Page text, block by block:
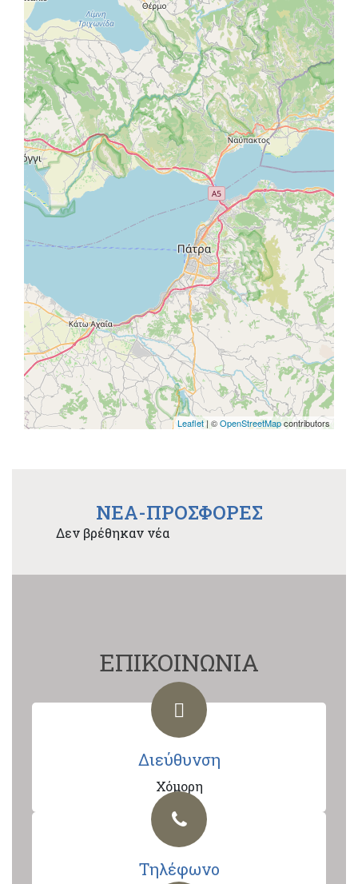
Leaflet | ©OpenStreetMapcontributors
NEA-ΠΡΟΣΦΟΡΕΣ
Δεν βρέθηκαν νέα
ΕΠΙΚΟΙΝΩΝΙΑ
Διεύθυνση
Χόμορη
Τηλέφωνο